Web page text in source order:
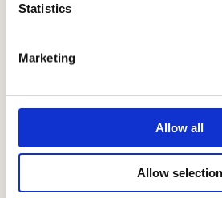
Statistics
Marketing
Allow all
Allow selection